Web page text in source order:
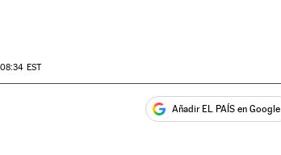
EST
Añadir EL PAÍS en Google